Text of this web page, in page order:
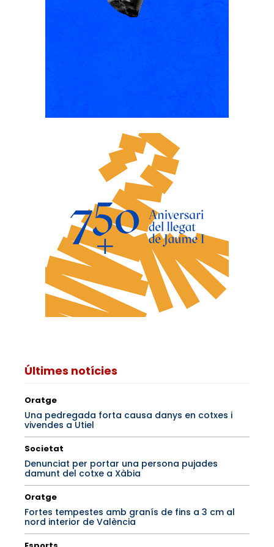
Últimes notícies
Oratge
Una pedregada forta causa danys en cotxes i
vivendes a Utiel
Societat
Denunciat per portar una persona pujades
damunt del cotxe a Xàbia
Oratge
Fortes tempestes amb granís de fins a 3 cm al
nord interior de València